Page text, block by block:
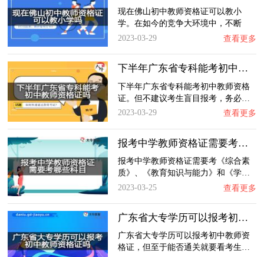
现在佛山初中教师资格证可以教小
学。在如今的竞争大环境中，不断
的…
2023-03-29 查看更多
下半年广东省专科能考初中教师资格证吗？
下半年广东省专科能考初中教师资格
证。但不建议考生盲目报考，务必…
2023-03-29
查看更多
报考中学教师资格证需要考哪些科目？
报考中学教师资格证需要考《综合素
质》、《教育知识与能力》和《学…
2023-03-25
查看更多
广东省大专学历可以报考初中教师资格证吗？
广东省大专学历可以报考初中教师资
格证，但至于能否通关就要看考生…